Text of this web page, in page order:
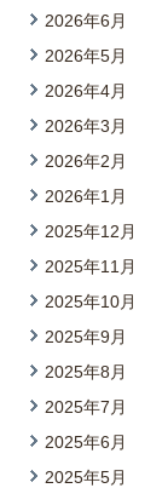
2026年6月
2026年5月
2026年4月
2026年3月
2026年2月
2026年1月
2025年12月
2025年11月
2025年10月
2025年9月
2025年8月
2025年7月
2025年6月
2025年5月